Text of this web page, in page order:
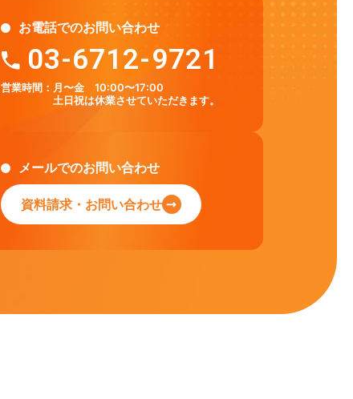
お電話でのお問い合わせ
03-6712-9721
営業時間： 月〜金 10:00〜17:00
土日祝は休業させていただきます。
メールでのお問い合わせ
資料請求・お問い合わせ